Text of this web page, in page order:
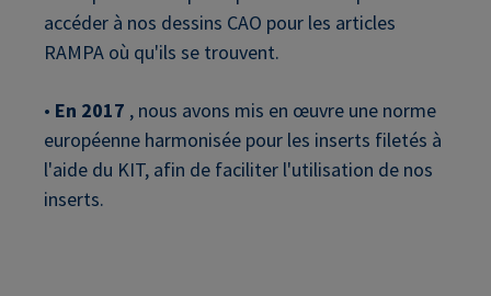
accéder à nos dessins CAO pour les articles
RAMPA où qu'ils se trouvent.
• En 2017 , nous avons mis en œuvre une norme
européenne harmonisée pour les inserts filetés à
l'aide du KIT, afin de faciliter l'utilisation de nos
inserts.